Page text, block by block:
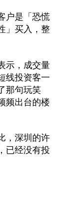
户是「恐慌
」买入，整
示，成交量
线投资客一
那句玩笑
频出台的楼
，深圳的许
已经没有投